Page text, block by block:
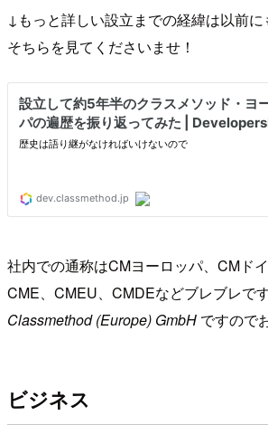
↓もっと詳しい設立までの経緯は以前
そちらを見てくださいませ！
社内での通称はCMヨーロッパ、CMド
CME、CMEU、CMDEなどブレブレで
Classmethod (Europe) GmbH ですので
ビジネス